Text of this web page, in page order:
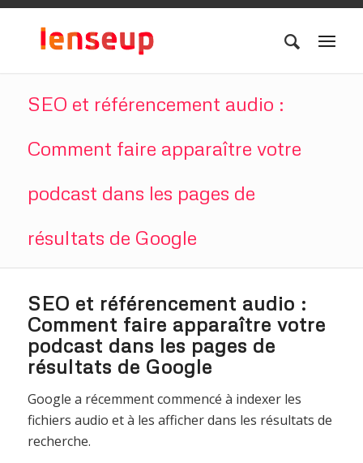
SEO et référencement audio :
Comment faire apparaître votre
podcast dans les pages de
résultats de Google
SEO et référencement audio :
Comment faire apparaître votre
podcast dans les pages de
résultats de Google
Google a récemment commencé à indexer les
fichiers audio et à les afficher dans les résultats de
recherche.